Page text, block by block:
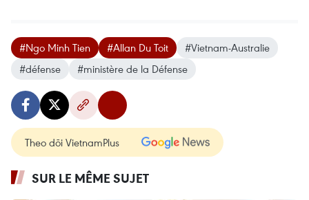
#Ngo Minh Tien #Allan Du Toit
#Vietnam-Australie
#défense
#ministère de la Défense
Theo dõi VietnamPlus
SUR LE MÊME SUJET